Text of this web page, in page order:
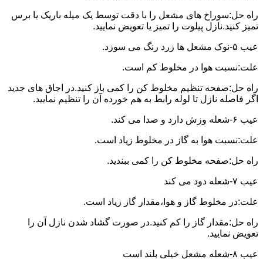
راه حل:سوراخ های مشعل را با دقت توسط یک میله باریک یا برس
تمیز کنید.نازل پیلوت را تمیز یا تعویض نمایید.
عیب ۵-نوک مشعل ها زرد رنگ می سوزد.
علت:نسبت هوا در مخلوط کم است.
راه حل:صفحه تنظیم مخلوط کن را کمی باز کنید.در اجاق های جدید
اگر فاصله نازل تا لوله رابط به هم خورده آن را تنظیم نمایید.
عیب ۶-شعله وزش دارد و صدا می کند.
علت:نسبت هوا به گاز در مخلوط زیاد است.
راه حل:صفحه مخلوط کن را کمی ببندید.
عیب ۷-شعله دود می کند
علت:در مخلوط گاز و هوا،مقدار گاز زیاد است.
راه حل:مقدار گاز را کم کنید.در صورت گشاد شدن نازل آن را
تعویض نمایید.
عیب ۸-شعله مشعل خیلی بلند است